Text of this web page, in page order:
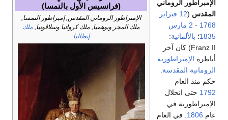
(فرانسيس الأول بالنمسا)
الإمبراطور الروماني المقدس, إمبراطور النمسا,
ملك المجر وبوهميا, ملك كرواتيا وسلاڤونيا, ملك
إيطاليا
الإمبراطور الروماني
المقدس (12 فبراير
1768
- 2 مارس
1835؛ بالألمانية:
Franz II) كان آخر
أباطرة الإمبراطورية
الرومانية المقدسة
حكم منذ العام
1792 حتى انحلال
الإمبراطورية في
عام 1806 . في العام